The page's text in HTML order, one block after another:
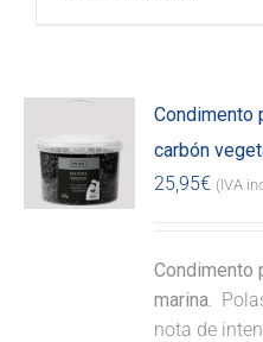
Condimento
carbón
25,95€ (IVA
Condimento
marina.
nota de